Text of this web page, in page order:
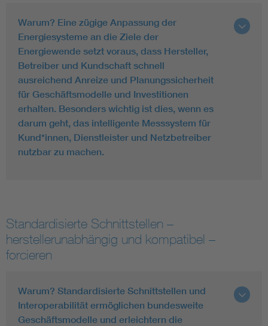
Warum? Eine zügige Anpassung der
Energiesysteme an die Ziele der
Energiewende setzt voraus, dass Hersteller,
Betreiber und Kundschaft schnell
ausreichend Anreize und Planungssicherheit
für Geschäftsmodelle und Investitionen
erhalten. Besonders wichtig ist dies, wenn es
darum geht, das intelligente Messsystem für
Kund*innen, Dienstleister und Netzbetreiber
nutzbar zu machen.
Standardisierte Schnittstellen –
herstellerunabhängig und kompatibel –
forcieren
Warum? Standardisierte Schnittstellen und
Interoperabilität ermöglichen bundesweite
Geschäftsmodelle und erleichtern die